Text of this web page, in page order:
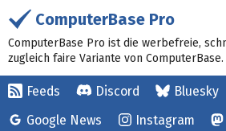
ComputerBase Pro
ComputerBase Pro ist die werbefreie,
zugleich faire Variante von ComputerBase.
Feeds Discord Bluesky
Google News
Instagram